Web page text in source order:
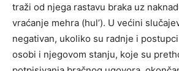
traži od njega rastavu braka uz
vraćanje mehra (hul’). U većini
negativan, ukoliko su radnje i
osobi i njegovom stanju, koje su